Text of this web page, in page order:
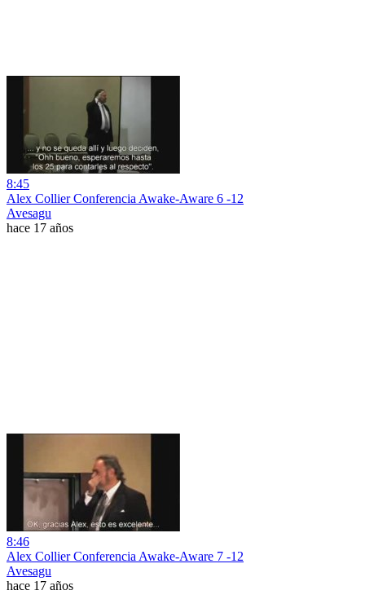
8:45
Alex Collier Conferencia Awake-Aware 6 -12
Avesagu
hace 17 años
8:46
Alex Collier Conferencia Awake-Aware 7 -12
Avesagu
hace 17 años